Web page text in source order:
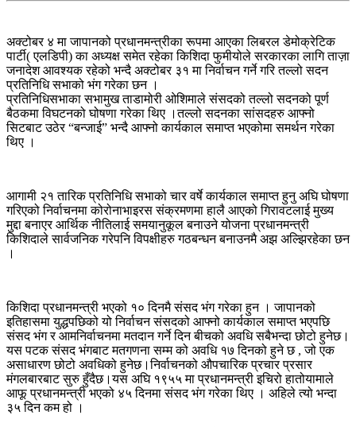
अक्टोबर ४ मा जापानको प्रधानमन्त्रीका रूपमा आएका लिबरल डेमोक्रेटिक
पार्टी( एलडिपी) का अध्यक्ष समेत रहेका किशिदा फुमीयोले सरकारका लागि ताज़ा
जनादेश आवश्यक रहेको भन्दै अक्टोबर ३१ मा निर्वाचन गर्ने गरि तल्लो सदन
प्रतिनिधि सभाको भंग गरेका छन ।
प्रतिनिधिसभाका सभामुख ताडामोरी ओशिमाले संसदको तल्लो सदनको पूर्ण
बैठकमा विघटनको घोषणा गरेका थिए ।तल्लो सदनका सांसदहरु आफ्नो
सिटबाट उठेर “बन्जाई” भन्दै आफ्नो कार्यकाल समाप्त भएकोमा समर्थन गरेका
थिए ।
आगामी २१ तारिक प्रतिनिधि सभाको चार वर्षे कार्यकाल समाप्त हुनु अघि घोषणा
गरिएको निर्वाचनमा कोरोनाभाइरस संक्रमणमा हालै आएको गिरावटलाई मुख्य
मुद्दा बनाएर आर्थिक नीतिलाई समयानुकूल बनाउने योजना प्रधानमन्त्री
किशिदाले सार्वजनिक गरेपनि विपक्षीहरु गठबन्धन बनाउनमै अझ अल्झिरहेका छन
।
किशिदा प्रधानमन्त्री भएको १० दिनमै संसद भंग गरेका हुन । जापानको
इतिहासमा युद्धपछिको यो निर्वाचन संसदको आफ्नो कार्यकाल समाप्त भएपछि
संसद भंग र आमनिर्वाचनमा मतदान गर्ने दिन बीचको अवधि सबैभन्दा छोटो हुनेछ।
यस पटक संसद भंगबाट मतगणना सम्म को अवधि १७ दिनको हुने छ , जो एक
असाधारण छोटो अवधिको हुनेछ।निर्वाचनको औपचारिक प्रचार प्रसार
मंगलबारबाट सुरु हुँदैछ।यस अघि १९५५ मा प्रधानमन्त्री इचिरो हातोयामाले
आफू प्रधानमन्त्री भएको ४५ दिनमा संसद भंग गरेका थिए । अहिले त्यो भन्दा
३५ दिन कम हो ।